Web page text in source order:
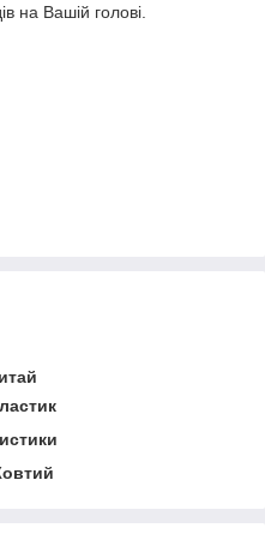
на Вашій голові.